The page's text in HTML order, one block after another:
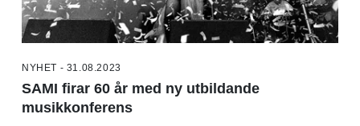
NYHET - 31.08.2023
SAMI firar 60 år med ny utbildande
musikkonferens